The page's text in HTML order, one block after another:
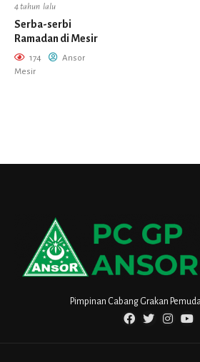
4 tahun lalu
Serba-serbi
Ramadan di Mesir
174
Ansor
Mesir
Pimpinan Cabang Grakan